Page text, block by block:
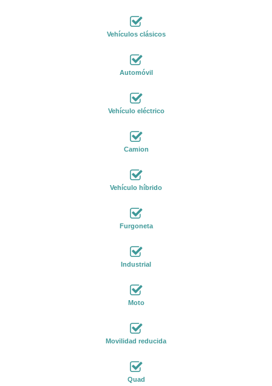
Vehículos clásicos
Automóvil
Vehículo eléctrico
Camion
Vehículo híbrido
Furgoneta
Industrial
Moto
Movilidad reducida
Quad